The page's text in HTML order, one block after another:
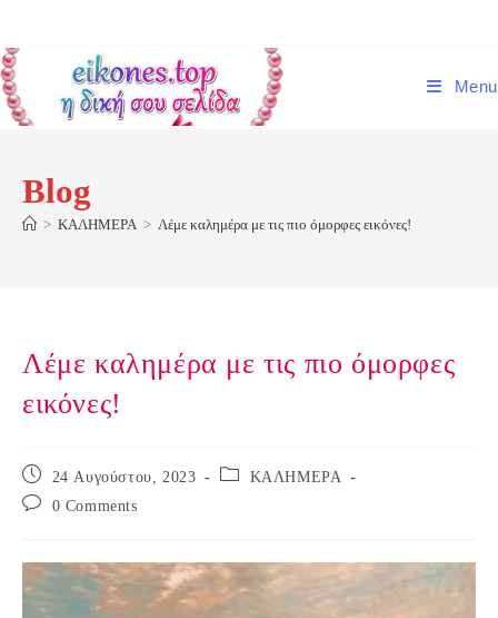
content
Menu
Blog
> ΚΑΛΗΜΕΡΑ > Λέμε καλημέρα με τις πιο όμορφες εικόνες!
Λέμε καλημέρα με τις πιο όμορφες
εικόνες!
Post
published:
24 Αυγούστου, 2023
Post
ΚΑΛΗΜΕΡΑ
Post
0 Comments